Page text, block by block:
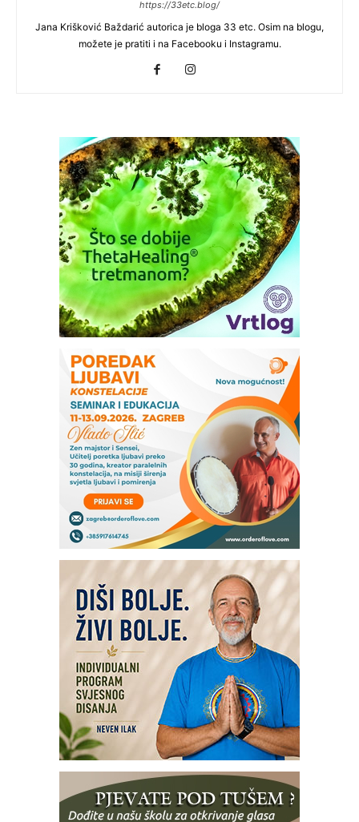
https://33etc.blog/
Jana Krišković Baždarić autorica je bloga 33 etc. Osim na blogu,
možete je pratiti i na Facebooku i Instagramu.